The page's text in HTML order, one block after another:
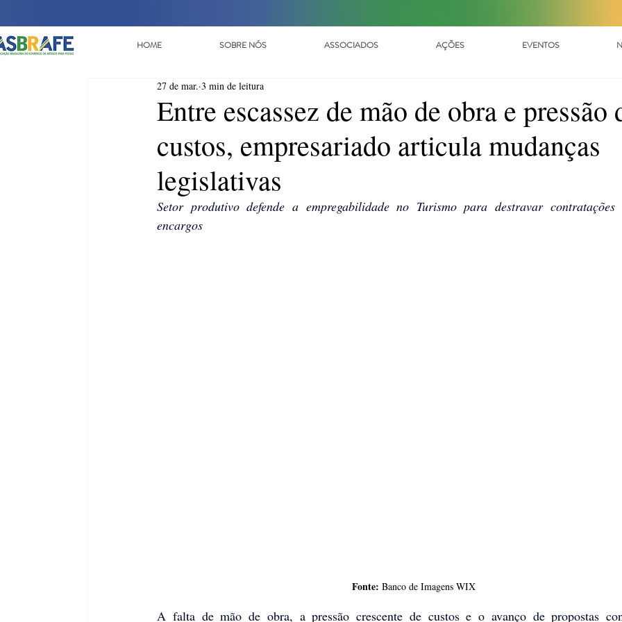
HOME SOBRE NÓS ASSOCIADOS AÇÕES EVENTOS
Entre escassez de mão de obra e pressão
custos, empresariado articula mudanças
legislativas
27 de mar. 3 min de leitura
Setor produtivo defende a empregabilidade no Turismo para destravar
encargos
Fonte: Banco de Imagens WIX
A falta de mão de obra, a pressão crescente de custos e o avanço de propostas